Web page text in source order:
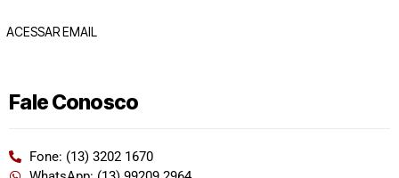
ACESSAR EMAIL
Fale Conosco
Fone: (13) 3202 1670